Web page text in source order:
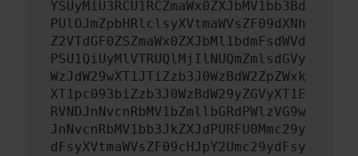
YSUyMiU3RCU1RCZmaWx0ZXJbMV1bb3Bd
PUlOJmZpbHRlclsyXVtmaWVsZF09dXNh
Z2VTdGF0ZSZmaWx0ZXJbMl1bdmFsdWVd
PSU1QiUyMlVTRUQlMjIlNUQmZmlsdGVy
WzJdW29wXT1JTiZzb3J0WzBdW2ZpZWxk
XT1pc093biZzb3J0WzBdW29yZGVyXT1E
RVNDJnNvcnRbMV1bZmllbGRdPWlzVG9w
JnNvcnRbMV1bb3JkZXJdPURFU0Mmc29y
dFsyXVtmaWVsZF09cHJpY2Umc29ydFsy